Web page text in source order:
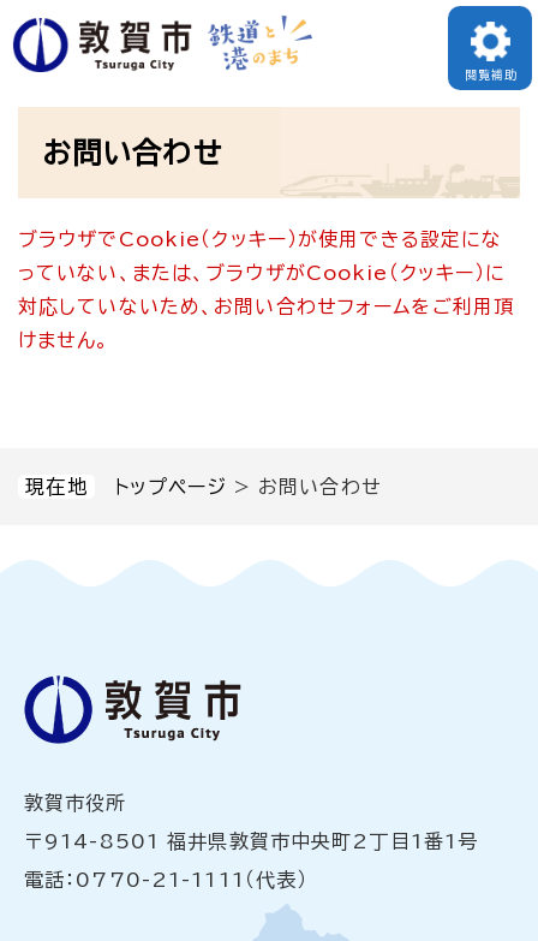
ペ
ー
す
メニューを飛ばして本文へ
閲覧補助
現在地 トップページ > お問い合わせ
お問い合わせ
ブラウザでCookie（クッキー）が使用できる設定にな
っていない、または、ブラウザがCookie（クッキー）に
対応していないため、お問い合わせフォームをご利用頂
けません。
敦賀市役所
〒914-8501 福井県敦賀市中央町2丁目1番1号
電話：0770-21-1111（代表）